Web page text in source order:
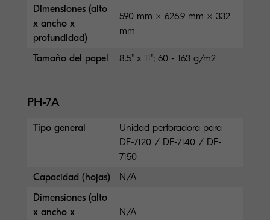
Dimensiones (alto
x ancho x
profundidad)
590 mm × 626.9 mm × 332
mm
Tamaño del papel 8.5" x 11"; 60 - 163 g/m2
PH-7A
Tipo general
Unidad perforadora para
DF-7120 / DF-7140 / DF-
7150
Capacidad (hojas)
N/A
Dimensiones (alto
x ancho x
N/A